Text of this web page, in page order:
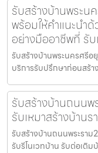
รับสร้างบ้านพระน
พร้อมให้คำแนะนำ
อย่างมืออาชีพที่ รั
รับสร้างบ้านพระนครศรีอ
บริการรับปรึกษาก่อนสร้า
รับสร้างบ้านถนนพ
รับเหมาสร้างบ้าน
รับสร้างบ้านถนนพระราม
รับรีโนเวทบ้าน รับต่อเติ